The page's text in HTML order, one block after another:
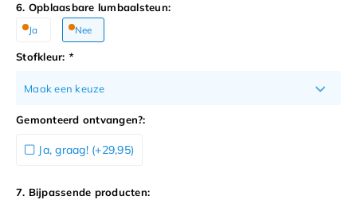
6. Opblaasbare lumbaalsteun:
Ja Nee
Stofkleur: *
Maak een keuze
Gemonteerd ontvangen?:
Ja, graag! (+29,95)
7. Bijpassende producten: